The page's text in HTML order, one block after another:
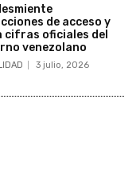
de acceso y
cifras oficiales del
venezolano
3 julio, 2026